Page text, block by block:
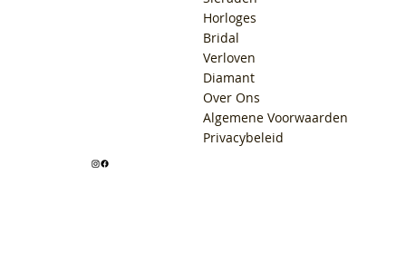
Horloges
Bridal
Verloven
Diamant
Over Ons
Algemene Voorwaarden
Privacybeleid